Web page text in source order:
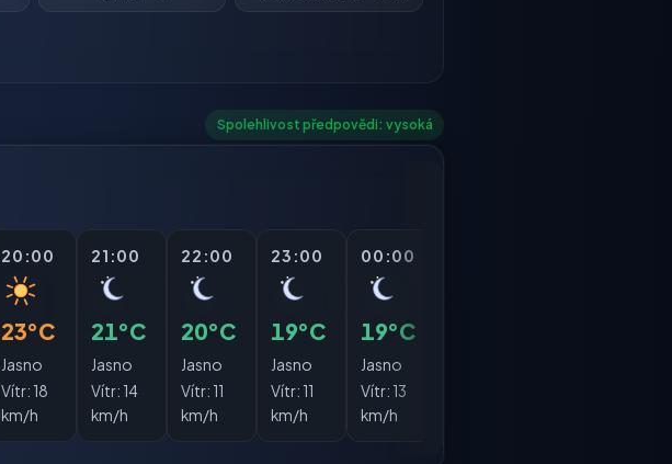
Spolehlivost předpovědi: vysoká
20:00
23°C
Jasno
Vítr: 18
km/h
21:00
21°C
Jasno
Vítr: 14
km/h
22:00
20°C
Jasno
Vítr: 11
km/h
23:00
19°C
Jasno
Vítr: 11
km/h
00:00
19°C
Jasno
Vítr: 13
km/h